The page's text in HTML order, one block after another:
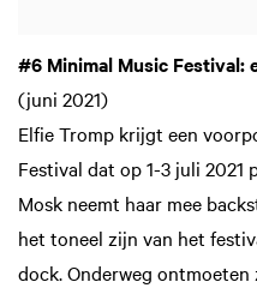
#6 Minimal Music Festival:
(juni 2021)
Elfie Tromp krijgt een
Festival dat op 1-3 juli
Mosk neemt haar mee
het toneel zijn van het
dock. Onderweg